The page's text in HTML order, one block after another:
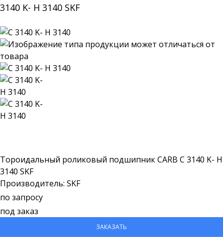
3140 K- H 3140 SKF
Тороидальный роликовый подшипник CARB C 3140 K- H
3140 SKF
Производитель: SKF
по запросу
под заказ
ЗАКАЗАТЬ